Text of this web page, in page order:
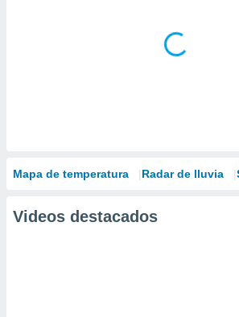
Mapa de temperatura Radar de lluvia
Videos destacados